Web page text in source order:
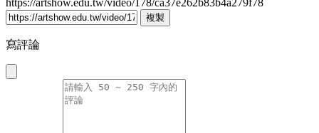
https://artshow.edu.tw/video/178/ca37e262b83b4a279f78
複製
寫評論